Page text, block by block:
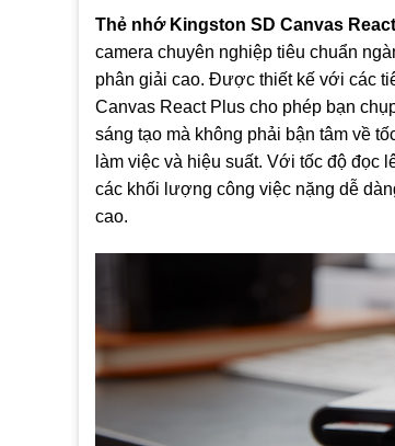
Thẻ nhớ Kingston SD Canvas
camera chuyên nghiệp tiêu chuẩn
phân giải cao. Được thiết kế với các
Canvas React Plus cho phép bạn
sáng tạo mà không phải bận tâm về
làm việc và hiệu suất. Với tốc độ đọc
các khối lượng công việc nặng dễ
cao.